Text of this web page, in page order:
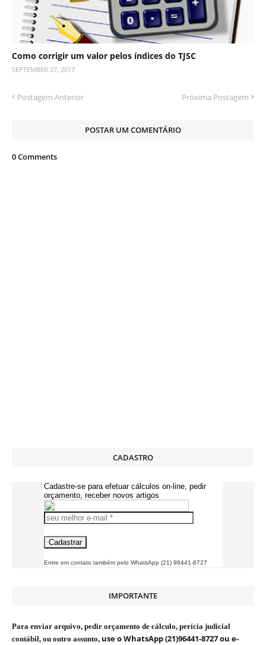
Como corrigir um valor pelos índices do TJSC
SEPTEMBER 27, 2017
Postagem Anterior Próxima Postagem
POSTAR UM COMENTÁRIO
0 Comments
CADASTRO
Cadastre-se para efetuar cálculos on-line, pedir
orçamento, receber novos artigos
Entre em contato também pelo WhatsApp (21) 96441-8727
IMPORTANTE
Para enviar arquivo, pedir orçamento de cálculo, perícia judicial
contábil, ou outro assunto, use o WhatsApp (21)96441-8727 ou e-